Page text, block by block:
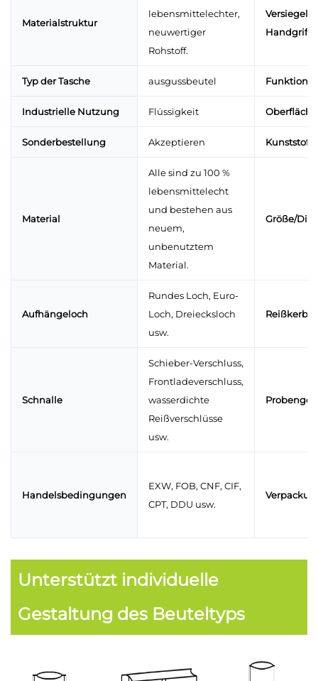
Materialstruktur
lebensmittelechter,
neuwertiger
Rohstoff.
Handgriffe
Typ der Tasche ausgussbeutel Funktion
Industrielle Nutzung Flüssigkeit
Sonderbestellung Akzeptieren
Material
Alle sind zu 100 %
lebensmittelecht
und bestehen aus
neuem,
unbenutztem
Material.
Größe/
Aufhängeloch
Rundes Loch, Euro-
Loch, Dreiecksloch
usw.
Reißkerbe
Schnalle
Schieber-Verschluss,
Frontladeverschluss,
wasserdichte
Reißverschlüsse
usw.
Handelsbedingungen
EXW, FOB, CNF, CIF,
CPT, DDU usw.
Unterstützt individuelle
Gestaltung des Beuteltyps